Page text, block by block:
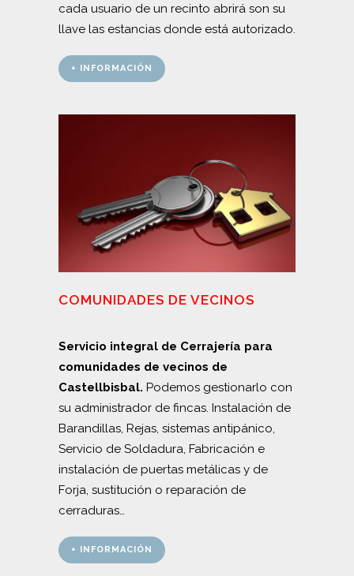
cada usuario de un recinto abrirá son su
llave las estancias donde está autorizado.
+ INFORMACIÓN
COMUNIDADES DE VECINOS
Servicio integral de Cerrajería para
comunidades de vecinos de
Castellbisbal. Podemos gestionarlo con
su administrador de fincas. Instalación de
Barandillas, Rejas, sistemas antipánico,
Servicio de Soldadura, Fabricación e
instalación de puertas metálicas y de
Forja, sustitución o reparación de
cerraduras…
+ INFORMACIÓN